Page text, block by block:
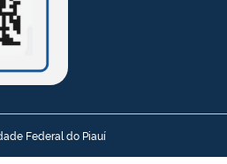
Federal do Piauí